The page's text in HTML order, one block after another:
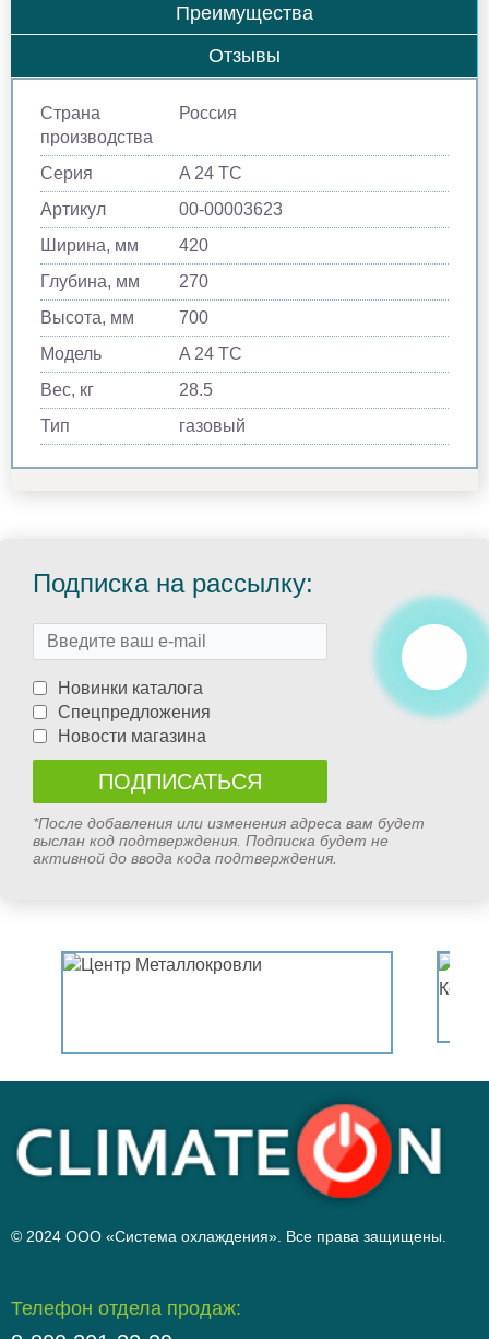
Преимущества
Отзывы
Страна
производства
Россия
Серия
A 24 TC
Артикул
00-00003623
Ширина, мм
420
Глубина, мм
270
Высота, мм
700
Модель
A 24 TC
Вес, кг
28.5
Тип
газовый
Подписка на рассылку:
Новинки каталога
Спецпредложения
Новости магазина
*После добавления или изменения адреса вам будет
выслан код подтверждения. Подписка будет не
активной до ввода кода подтверждения.
© 2024 ООО «Система охлаждения». Все права защищены.
Телефон отдела продаж: